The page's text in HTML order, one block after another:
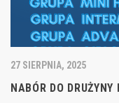
27 SIERPNIA, 2025
NABÓR DO